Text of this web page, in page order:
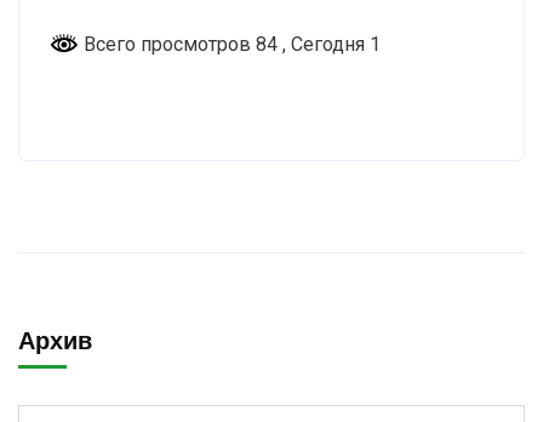
Всего просмотров 84 , Сегодня 1
Архив